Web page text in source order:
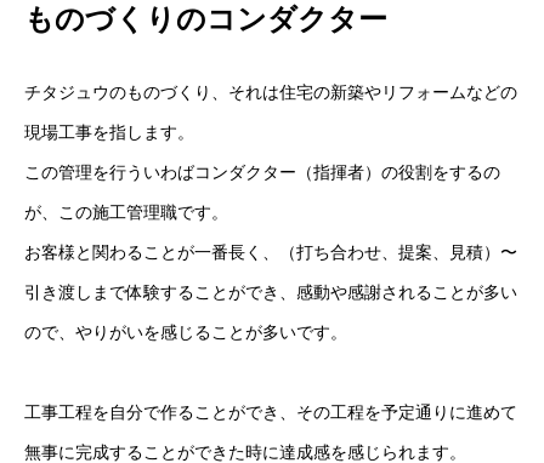
ものづくりのコンダクター
チタジュウのものづくり、それは住宅の新築やリフォームなどの
現場工事を指します。
この管理を行ういわばコンダクター（指揮者）の役割をするの
が、この施工管理職です。
お客様と関わることが一番長く、（打ち合わせ、提案、見積）〜
引き渡しまで体験することができ、感動や感謝されることが多い
ので、やりがいを感じることが多いです。
工事工程を自分で作ることができ、その工程を予定通りに進めて
無事に完成することができた時に達成感を感じられます。